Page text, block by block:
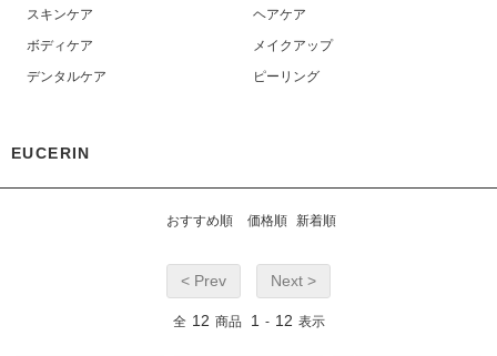
スキンケア
ヘアケア
ボディケア
メイクアップ
デンタルケア
ピーリング
EUCERIN
おすすめ順 価格順 新着順
< Prev Next >
全 12 商品 1 - 12 表示